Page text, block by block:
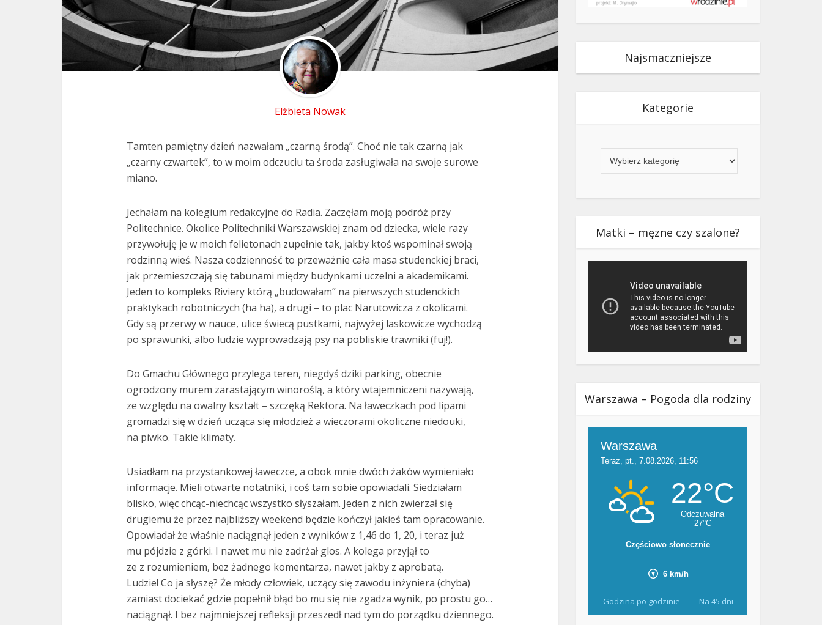
Elżbieta Nowak
Tamten pamiętny dzień nazwałam „czarną środą”. Choć nie tak czarną jak
„czarny czwartek”, to w moim odczuciu ta środa zasługiwała na swoje surowe
miano.
Jechałam na kolegium redakcyjne do Radia. Zaczęłam moją podróż przy
Politechnice. Okolice Politechniki Warszawskiej znam od dziecka, wiele razy
przywołuję je w moich felietonach zupełnie tak, jakby ktoś wspominał swoją
rodzinną wieś. Nasza codzienność to przeważnie cała masa studenckiej braci,
jak przemieszczają się tabunami między budynkami uczelni a akademikami.
Jeden to kompleks Riviery którą „budowałam” na pierwszych studenckich
praktykach robotniczych (ha ha), a drugi – to plac Narutowicza z okolicami.
Gdy są przerwy w nauce, ulice świecą pustkami, najwyżej laskowicze wychodzą
po sprawunki, albo ludzie wyprowadzają psy na pobliskie trawniki (fuj!).
Do Gmachu Głównego przylega teren, niegdyś dziki parking, obecnie
ogrodzony murem zarastającym winoroślą, a który wtajemniczeni nazywają,
ze względu na owalny kształt – szczęką Rektora. Na ławeczkach pod lipami
gromadzi się w dzień ucząca się młodzież a wieczorami okoliczne niedouki,
na piwko. Takie klimaty.
Usiadłam na przystankowej ławeczce, a obok mnie dwóch żaków wymieniało
informacje. Mieli otwarte notatniki, i coś tam sobie opowiadali. Siedziałam
blisko, więc chcąc-niechcąc wszystko słyszałam. Jeden z nich zwierzał się
drugiemu że przez najbliższy weekend będzie kończył jakieś tam opracowanie.
Opowiadał że właśnie naciągnął jeden z wyników z 1,46 do 1, 20, i teraz już
mu pójdzie z górki. I nawet mu nie zadrżał glos. A kolega przyjął to
ze z rozumieniem, bez żadnego komentarza, nawet jakby z aprobatą.
Ludzie! Co ja słyszę? Że młody człowiek, uczący się zawodu inżyniera (chyba)
zamiast dociekać gdzie popełnił błąd bo mu się nie zgadza wynik, po prostu go…
naciągnął. I bez najmniejszej refleksji przeszedł nad tym do porządku dziennego.
Najsmaczniejsze
Kategorie
Matki – męzne czy szalone?
Warszawa – Pogoda dla rodziny
Godzina po godzinie Na 45 dni